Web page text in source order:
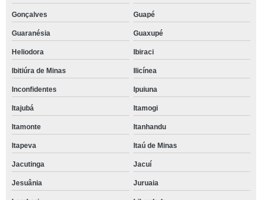
Gonçalves Guapé
Guaranésia Guaxupé
Heliodora Ibiraci
Ibitiúra de Minas Ilicínea
Inconfidentes Ipuiuna
Itajubá Itamogi
Itamonte Itanhandu
Itapeva Itaú de Minas
Jacutinga Jacuí
Jesuânia Juruaia